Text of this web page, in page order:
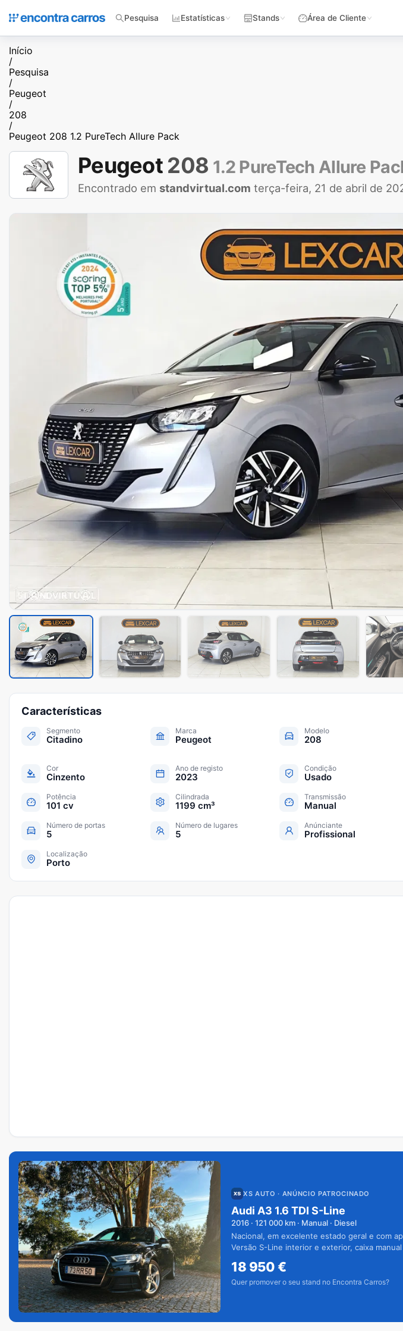
Pesquisa Estatísticas Stands Área de Cliente
Início
/
Pesquisa
/
Peugeot
/
208
/
Peugeot 208 1.2 PureTech Allure Pack
Peugeot 208 1.2 PureTech Allure
Encontrado em standvirtual.com terça-feira, 21 de abril de
Características
Segmento
Citadino
Marca
Peugeot
Modelo
208
Cor
Cinzento
Ano de registo
2023
Condição
Usado
Potência
101 cv
Cilindrada
1199 cm³
Transmissão
Manual
Número de portas
5
Número de lugares
5
Anúnciante
Profissional
Localização
Porto
XS AUTO · ANÚNCIO PATROCINADO
Audi A3 1.6 TDI S-Line
2016 · 121 000 km · Manual · Diesel
Nacional, em excelente estado geral e com
Versão S-Line interior e exterior, caixa
18 950€
Quer promover o seu stand no Encontra Carros?